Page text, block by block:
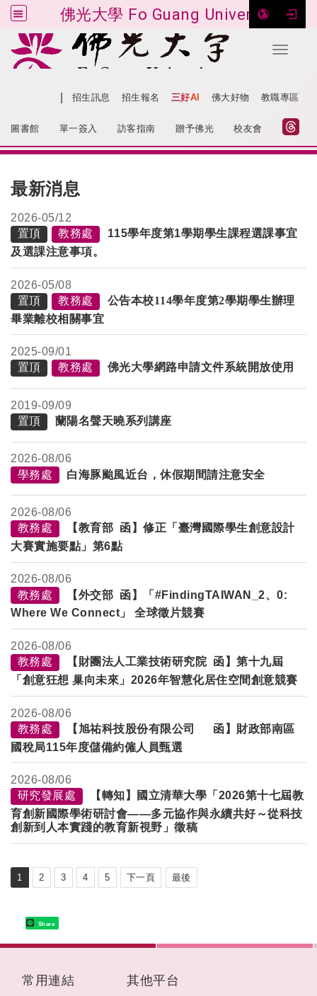
佛光大學 Fo Guang University
Toggle
跳到主要內容
招生訊息 招生報名 三好AI 佛大好物 教職專區
圖書館 單一簽入 訪客指南 贈予佛光 校友會
最新消息
2026-05/12
置頂
教務處
115學年度第1學期學生課程選課事宜
及選課注意事項。
2026-05/08
置頂
教務處
公告本校114學年度第2學期學生辦理
畢業離校相關事宜
2025-09/01
置頂
教務處 佛光大學網路申請文件系統開放使用
2019-09/09
置頂
蘭陽名聲天曉系列講座
2026-08/06
學務處
白海豚颱風近台，休假期間請注意安全
2026-08/06
教務處
【教育部 函】修正「臺灣國際學生創意設計
大賽實施要點」第6點
2026-08/06
教務處
【外交部 函】「#FindingTAIWAN_2、0:
Where We Connect」 全球徵片競賽
2026-08/06
教務處
【財團法人工業技術研究院 函】第十九屆
「創意狂想 巢向未來」2026年智慧化居住空間創意競賽
2026-08/06
教務處
【旭祐科技股份有限公司 函】財政部南區
國稅局115年度儲備約僱人員甄選
2026-08/06
研究發展處
【轉知】國立清華大學「2026第十七屆教
育創新國際學術研討會——多元協作與永續共好～從科技
創新到人本實踐的教育新視野」徵稿
1 2 3 4 5 下一頁 最後
Share
常用連結 其他平台